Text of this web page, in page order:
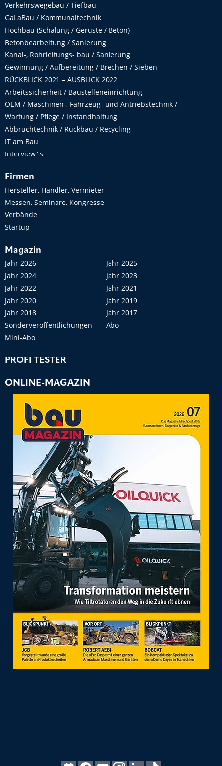
Verkehrswegebau / Tiefbau
GaLaBau / Kommunaltechnik
Hochbau (Schalung / Gerüste / Beton)
Betonbearbeitung / Sanierung
Kanal-, Rohrleitungs- bau / Sanierung
Gewinnung / Aufbereitung / Brechen / Sieben
RÜCKBLICK 2021 – AUSBLICK 2022
Arbeitssicherheit / Baustelleneinrichtung
OEM / Maschinen-, Fahrzeug- und Antriebstechnik /
Wartung / Pflege / Instandhaltung
Abbruchtechnik / Rückbau / Recycling
IT am Bau
Interview´s
Firmen
Hersteller, Händler, Vermieter
Messen, Seminare, Kongresse
Verbände
Startup
Magazin
Jahr 2026
Jahr 2025
Jahr 2024
Jahr 2023
Jahr 2022
Jahr 2021
Jahr 2020
Jahr 2019
Jahr 2018
Jahr 2017
Sonderveröffentlichungen
Abo
Mini-Abo
PROFI TESTER
ONLINE-MAGAZIN